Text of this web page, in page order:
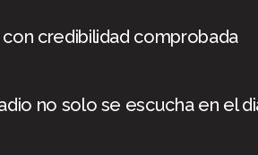
credibilidad comprobada
no solo se escucha en el